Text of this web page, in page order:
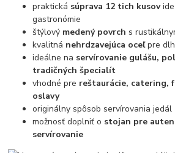
praktická súprava 12 tich kusov
gastronómie
štýlový medený povrch s
kvalitná nehrdzavejúca oceľpre
ideálne na servírovanie gulášu,
tradičných špecialít
vhodné pre reštaurácie, catering,
oslavy
originálny spôsob servírovania jedál
možnosť doplniť o stojan pre
servírovanie